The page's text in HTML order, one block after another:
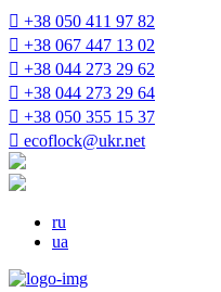
+38 050 411 97 82
+38 067 447 13 02
+38 044 273 29 62
+38 044 273 29 64
+38 050 355 15 37
ecoflock@ukr.net
ru
ua